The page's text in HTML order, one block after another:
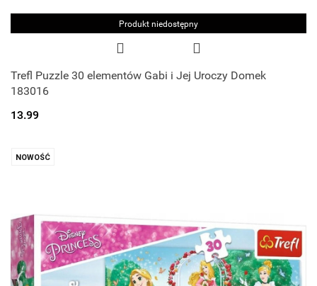
Produkt niedostępny
Trefl Puzzle 30 elementów Gabi i Jej Uroczy Domek
183016
13.99
NOWOŚĆ